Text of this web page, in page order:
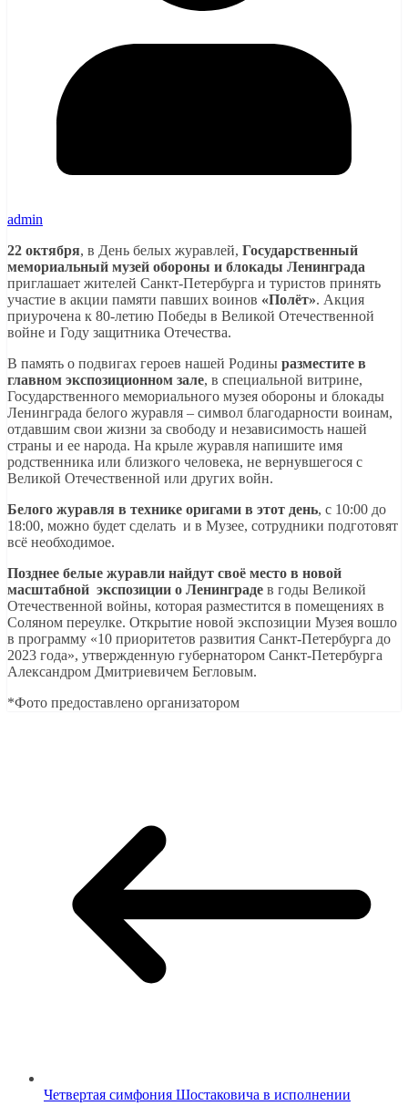
admin
22 октября, в День белых журавлей, Государственный
мемориальный музей обороны и блокады Ленинграда
приглашает жителей Санкт-Петербурга и туристов принять
участие в акции памяти павших воинов «Полёт». Акция
приурочена к 80-летию Победы в Великой Отечественной
войне и Году защитника Отечества.
В память о подвигах героев нашей Родины разместите в
главном экспозиционном зале, в специальной витрине,
Государственного мемориального музея обороны и блокады
Ленинграда белого журавля – символ благодарности воинам,
отдавшим свои жизни за свободу и независимость нашей
страны и ее народа. На крыле журавля напишите имя
родственника или близкого человека, не вернувшегося с
Великой Отечественной или других войн.
Белого журавля в технике оригами в этот день, с 10:00 до
18:00, можно будет сделать и в Музее, сотрудники подготовят
всё необходимое.
Позднее белые журавли найдут своё место в новой
масштабной экспозиции о Ленинграде в годы Великой
Отечественной войны, которая разместится в помещениях в
Соляном переулке. Открытие новой экспозиции Музея вошло
в программу «10 приоритетов развития Санкт-Петербурга до
2023 года», утвержденную губернатором Санкт-Петербурга
Александром Дмитриевичем Бегловым.
*Фото предоставлено организатором
Четвертая симфония Шостаковича в исполнении